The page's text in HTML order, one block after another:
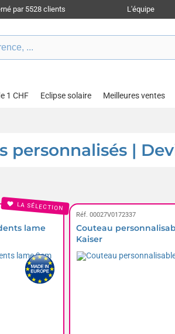
par 5528 clients L'équipe
1 CHF Eclipse solaire Meilleures ventes
|
LA SÉLECTION
lame
Réf. 00027V0172337
Couteau
Kaiser